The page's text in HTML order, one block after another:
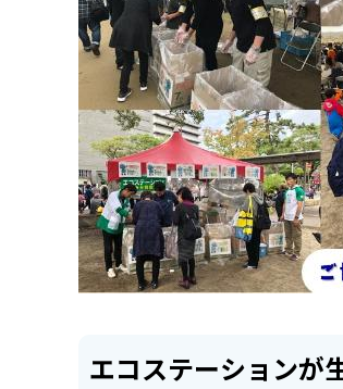
エコステーションが